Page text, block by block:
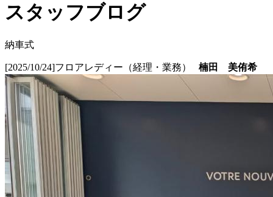
スタッフブログ
納車式
[2025/10/24]フロアレディー（経理・業務） 楠田 美侑希